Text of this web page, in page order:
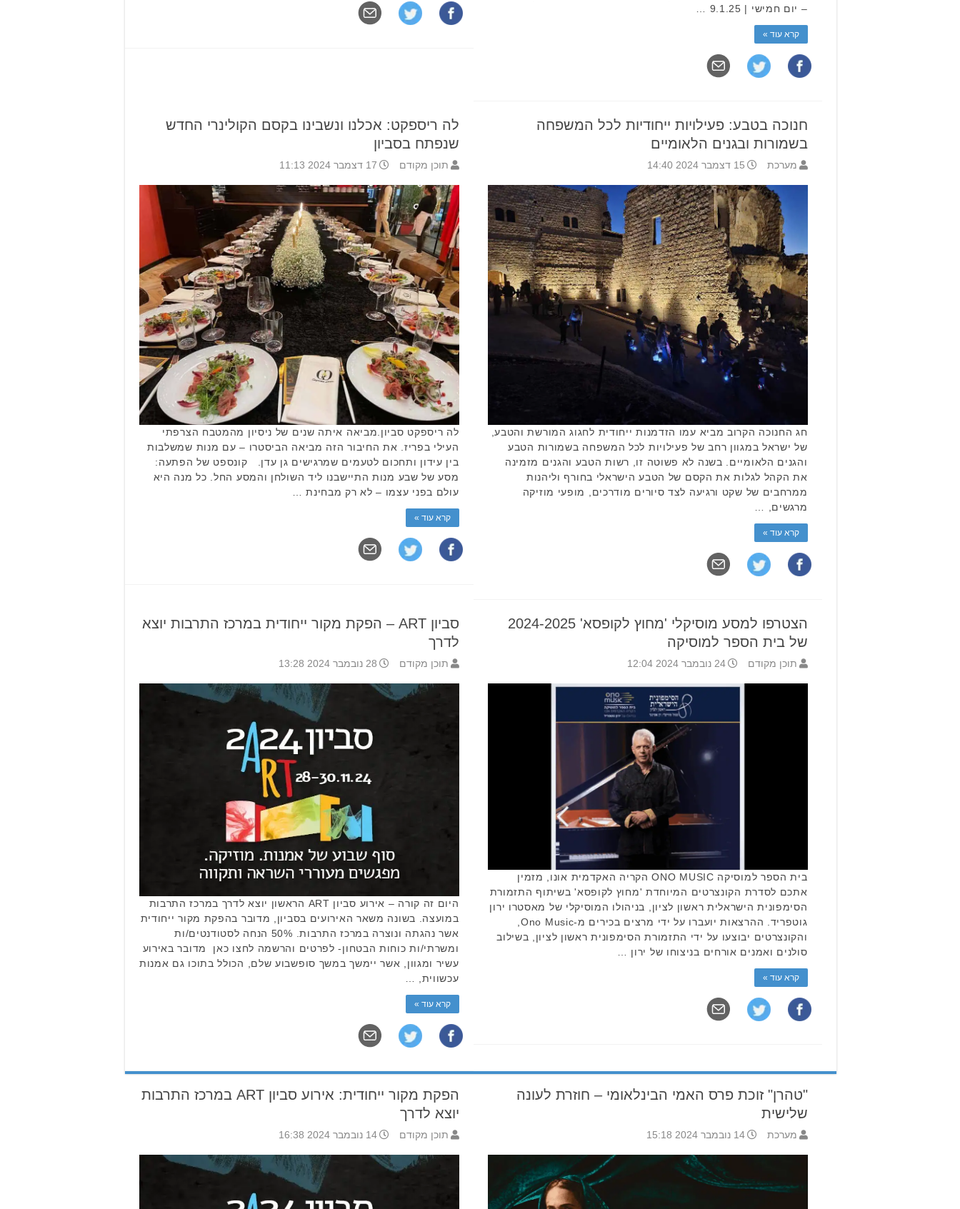
– יום חמישי | 9.1.25 …
קרא עוד »
לה ריספקט: אכלנו ונשבינו בקסם הקולינרי החדש
שנפתח בסביון
תוכן מקודם 17 דצמבר 2024 11:13
לה ריספקט סביון.מביאה איתה שנים של ניסיון מהמטבח הצרפתי
העילי בפריז. את החיבור הזה מביאה הביסטרו – עם מנות שמשלבות
בין עידון ותחכום לטעמים שמרגישים גן עדן. קונספט של הפתעה:
מסע של שבע מנות התיישבנו ליד השולחן והמסע החל. כל מנה היא
עולם בפני עצמו – לא רק מבחינת …
קרא עוד »
חנוכה בטבע: פעילויות ייחודיות לכל המשפחה
בשמורות ובגנים הלאומיים
מערכת 15 דצמבר 2024 14:40
חג החנוכה הקרוב מביא עמו הזדמנות ייחודית לחגוג המורשת והטבע,
של ישראל במגוון רחב של פעילויות לכל המשפחה בשמורות הטבע
והגנים הלאומיים. בשנה לא פשוטה זו, רשות הטבע והגנים מזמינה
את הקהל לגלות את הקסם של הטבע הישראלי בחורף וליהנות
ממרחבים של שקט ורגיעה לצד סיורים מודרכים, מופעי מוזיקה
מרגשים, …
קרא עוד »
סביון ART – הפקת מקור ייחודית במרכז התרבות יוצא
לדרך
תוכן מקודם 28 נובמבר 2024 13:28
היום זה קורה – אירוע סביון ART הראשון יוצא לדרך במרכז התרבות
במועצה. בשונה משאר האירועים בסביון, מדובר בהפקת מקור ייחודית
אשר נהגתה ונוצרה במרכז התרבות. 50% הנחה לסטודנטים/ות
ומשרתי/ות כוחות הבטחון- לפרטים והרשמה לחצו כאן מדובר באירוע
עשיר ומגוון, אשר יימשך במשך סופשבוע שלם, הכולל בתוכו גם אמנות
עכשווית, …
קרא עוד »
הצטרפו למסע מוסיקלי 'מחוץ לקופסא' 2024-2025
של בית הספר למוסיקה
תוכן מקודם 24 נובמבר 2024 12:04
בית הספר למוסיקה ONO MUSIC הקריה האקדמית אונו, מזמין
אתכם לסדרת הקונצרטים המיוחדת 'מחוץ לקופסא' בשיתוף התזמורת
הסימפונית הישראלית ראשון לציון, בניהולו המוסיקלי של מאסטרו ירון
גוטפריד. ההרצאות יועברו על ידי מרצים בכירים מ-Ono Music,
והקונצרטים יבוצעו על ידי התזמורת הסימפונית ראשון לציון, בשילוב
סולנים ואמנים אורחים בניצוחו של ירון …
קרא עוד »
הפקת מקור ייחודית: אירוע סביון ART במרכז התרבות
יוצא לדרך
תוכן מקודם 14 נובמבר 2024 16:38
"טהרן" זוכת פרס האמי הבינלאומי – חוזרת לעונה
שלישית
מערכת 14 נובמבר 2024 15:18